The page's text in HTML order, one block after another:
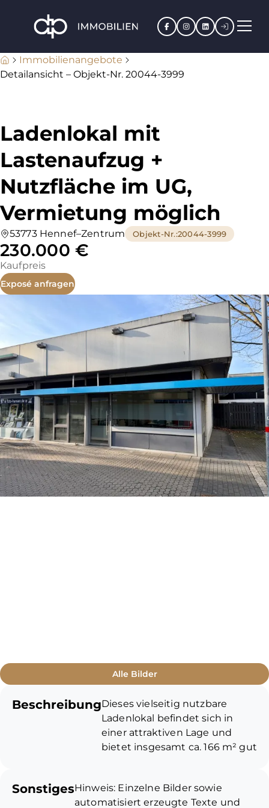
Facebook
Instagram
LinkedIn
Immobilienangebote
Detailansicht – Objekt-Nr. 20044-3999
Ladenlokal mit
Lastenaufzug +
Nutzfläche im UG,
Vermietung möglich
53773 Hennef–Zentrum Objekt-Nr.:20044-3999
230.000 €
Kaufpreis
Exposé anfragen
Alle Bilder
BeschreibungDieses vielseitig nutzbare
Ladenlokal befindet sich in
einer attraktiven Lage und
bietet insgesamt ca. 166 m² gut
Dienstleistungsbetriebe als
auch für gemischte Nutzungen
SonstigesHinweis: Einzelne Bilder sowie
automatisiert erzeugte Texte und